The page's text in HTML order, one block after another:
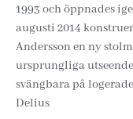
1993 och öppnades
augusti 2014
Andersson en ny
ursprungliga
svängbara på
Delius